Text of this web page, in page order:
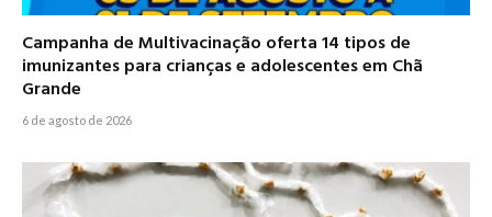
Campanha de Multivacinação oferta 14 tipos de
imunizantes para crianças e adolescentes em Chã
Grande
6 de agosto de 2026